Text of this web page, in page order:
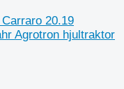
20.19
Agrotron hjultraktor